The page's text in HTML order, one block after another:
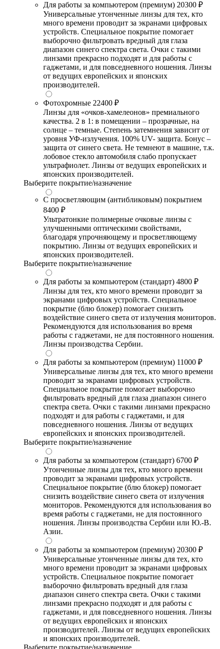
Для работы за компьютером (премиум) 20300 ₽
Универсальные утонченные линзы для тех, кто
много времени проводит за экранами цифровых
устройств. Специальное покрытие помогает
выборочно фильтровать вредный для глаза
диапазон синего спектра света. Очки с такими
линзами прекрасно подходят и для работы с
гаджетами, и для повседневного ношения. Линзы
от ведущих европейских и японских
производителей.
Фотохромные 22400 ₽
Линзы для «очков-хамелеонов» премиального
качества. 2 в 1: в помещении – прозрачные, на
солнце – темные. Степень затемнения зависит от
уровня УФ-излучения. 100% UV- защита. Бонус –
защита от синего света. Не темнеют в машине, т.к.
лобовое стекло автомобиля слабо пропускает
ультрафиолет. Линзы от ведущих европейских и
японских производителей.
Выберите покрытие/назначение
С просветляющим (антибликовым) покрытием
8400 ₽
Ультратонкие полимерные очковые линзы с
улучшенными оптическими свойствами,
благодаря упрочняющему и просветляющему
покрытию. Линзы от ведущих европейских и
японских производителей.
Выберите покрытие/назначение
Для работы за компьютером (стандарт) 4800 ₽
Линзы для тех, кто много времени проводит за
экранами цифровых устройств. Специальное
покрытие (блю блокер) помогает снизить
воздействие синего света от излучения мониторов.
Рекомендуются для использования во время
работы с гаджетами, не для постоянного ношения.
Линзы производства Сербии.
Для работы за компьютером (премиум) 11000 ₽
Универсальные линзы для тех, кто много времени
проводит за экранами цифровых устройств.
Специальное покрытие помогает выборочно
фильтровать вредный для глаза диапазон синего
спектра света. Очки с такими линзами прекрасно
подходят и для работы с гаджетами, и для
повседневного ношения. Линзы от ведущих
европейских и японских производителей.
Выберите покрытие/назначение
Для работы за компьютером (стандарт) 6700 ₽
Утонченные линзы для тех, кто много времени
проводит за экранами цифровых устройств.
Специальное покрытие (блю блокер) помогает
снизить воздействие синего света от излучения
мониторов. Рекомендуются для использования во
время работы с гаджетами, не для постоянного
ношения. Линзы производства Сербии или Ю.-В.
Азии.
Для работы за компьютером (премиум) 20300 ₽
Универсальные утонченные линзы для тех, кто
много времени проводит за экранами цифровых
устройств. Специальное покрытие помогает
выборочно фильтровать вредный для глаза
диапазон синего спектра света. Очки с такими
линзами прекрасно подходят и для работы с
гаджетами, и для повседневного ношения. Линзы
от ведущих европейских и японских
производителей. Линзы от ведущих европейских
и японских производителей.